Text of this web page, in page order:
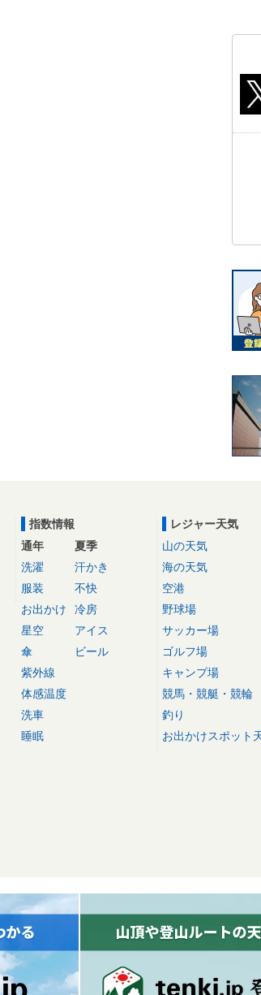
指数情報
通年
洗濯
服装
お出かけ
星空
傘
紫外線
体感温度
洗車
睡眠
夏季
汗かき
不快
冷房
アイス
ビール
レジャー天気
山の天気
海の天気
空港
野球場
サッカー場
ゴルフ場
キャンプ場
競馬・競艇・競輪
釣り
お出かけスポット